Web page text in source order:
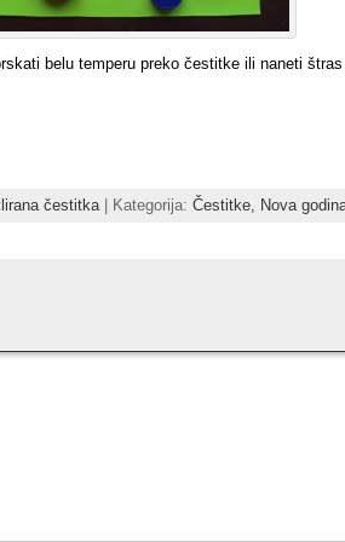
belu temperu preko čestitke ili naneti
čestitka| Kategorija: Čestitke, Nova